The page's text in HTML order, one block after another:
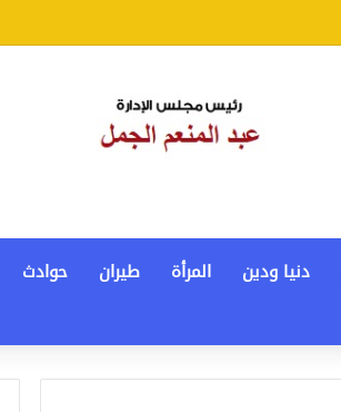
دنيا ودين المرأة طيران حوادث